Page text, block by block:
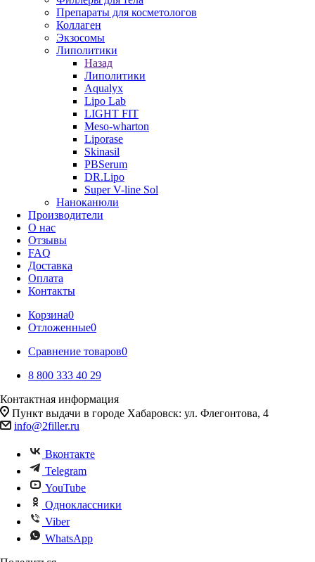
Препараты для косметологов
Коллаген
Экзосомы
Липолитики
Назад
Липолитики
Aqualyx
Lipo Lab
LIGHT FIT
Meso-wharton
Liporase
Skinasil
PBSerum
DR.Lipo
Super V-line Sol
Наноканюли
Производители
О нас
Отзывы
FAQ
Доставка
Оплата
Контакты
Корзина0
Отложенные0
Сравнение товаров0
8 800 333 40 29
Контактная информация
Пункт выдачи в городе Хабаровск: ул. Флегонтова, 4
info@2filler.ru
Вконтакте
Telegram
YouTube
Одноклассники
Viber
WhatsApp